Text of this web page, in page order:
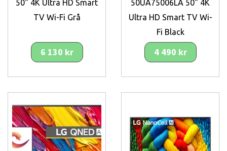
50" 4K Ultra HD Smart
TV Wi-Fi Grå
6 130 kr
50UA75006LA 50" 4K
Ultra HD Smart TV Wi-
Fi Black
4 490 kr